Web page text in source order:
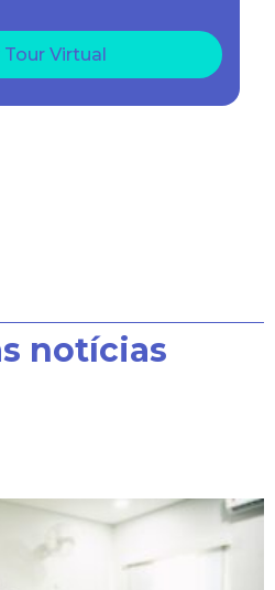
Tour Virtual
notícias